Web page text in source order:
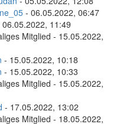
- 06.05.2022, 06:47
06.05.2022, 11:49
Mitglied - 15.05.2022,
- 15.05.2022, 10:18
- 15.05.2022, 10:33
Mitglied - 15.05.2022,
- 17.05.2022, 13:02
Mitglied - 18.05.2022,